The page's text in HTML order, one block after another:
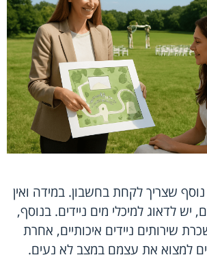
שצריך לקחת בחשבון. במידה ואין
יש לדאוג למיכלי מים ניידים. בנוסף,
שירותים ניידים איכותיים, אחרת
למצוא את עצמם במצב לא נעים.